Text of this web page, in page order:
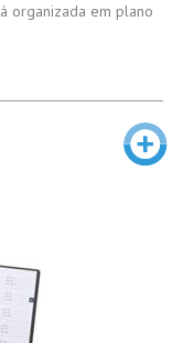
organizada em plano